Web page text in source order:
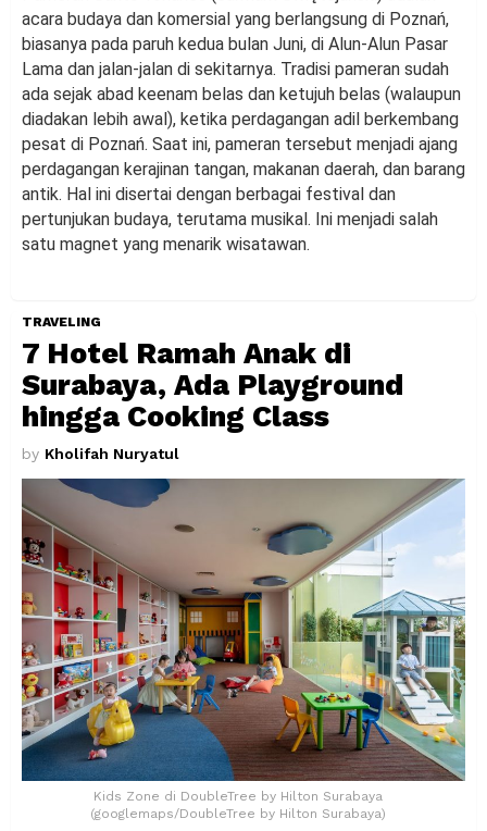
acara budaya dan komersial yang berlangsung di Poznań,
biasanya pada paruh kedua bulan Juni, di Alun-Alun Pasar
Lama dan jalan-jalan di sekitarnya. Tradisi pameran sudah
ada sejak abad keenam belas dan ketujuh belas (walaupun
diadakan lebih awal), ketika perdagangan adil berkembang
pesat di Poznań. Saat ini, pameran tersebut menjadi ajang
perdagangan kerajinan tangan, makanan daerah, dan barang
antik. Hal ini disertai dengan berbagai festival dan
pertunjukan budaya, terutama musikal. Ini menjadi salah
satu magnet yang menarik wisatawan.
TRAVELING
7 Hotel Ramah Anak di
Surabaya, Ada Playground
hingga Cooking Class
by Kholifah Nuryatul
Kids Zone di DoubleTree by Hilton Surabaya
(googlemaps/DoubleTree by Hilton Surabaya)